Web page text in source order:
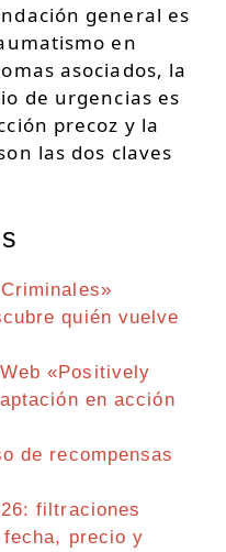
general es
en
asociados, la
de urgencias es
precoz y la
las dos claves
quién vuelve
«Positively
en acción
de recompensas
filtraciones
precio y